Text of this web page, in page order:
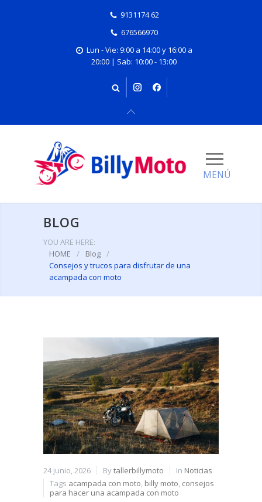
9131174 62
676566970
Lun - Vie: 9:00 a 14:00 y 16:00 a
20:00 | Sab: 10:00 - 13:00
BLOG
YOU ARE HERE:
HOME
/ Blog
/
Consejos y trucos para disfrutar de una
acampada con moto
24 junio, 2026 Bytallerbillymoto In Noticias
Tags acampada con moto, billy moto, consejos
para hacer una acampada con moto